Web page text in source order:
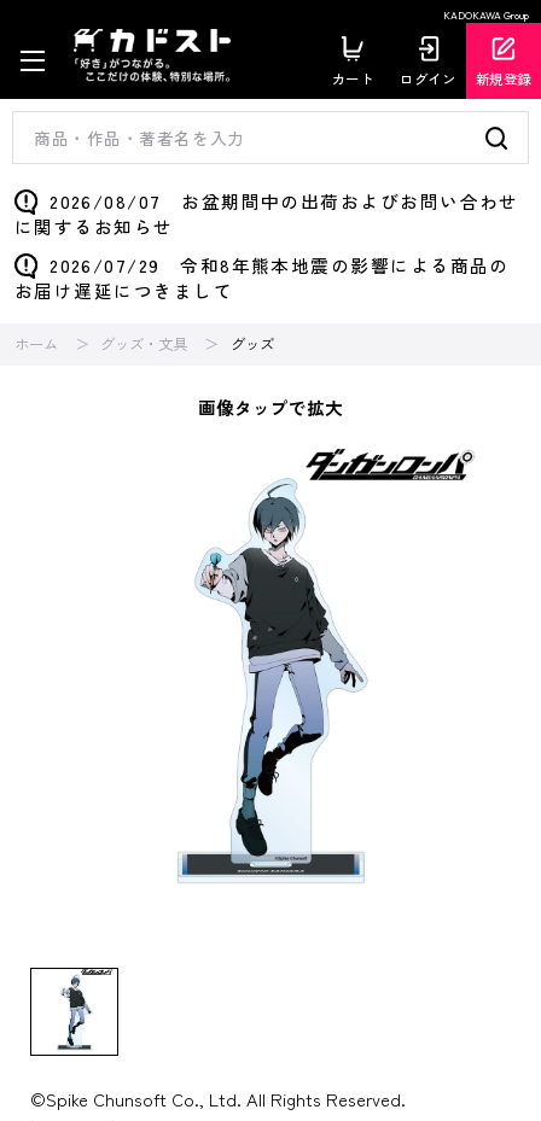
KADOKAWA Group
カート ログイン 新規登録
2026/08/07 お盆期間中の出荷およびお問い合わせ
に関するお知らせ
2026/07/29 令和8年熊本地震の影響による商品の
お届け遅延につきまして
ホーム グッズ・文具 グッズ
画像タップで拡大
©Spike Chunsoft Co., Ltd. All Rights Reserved.